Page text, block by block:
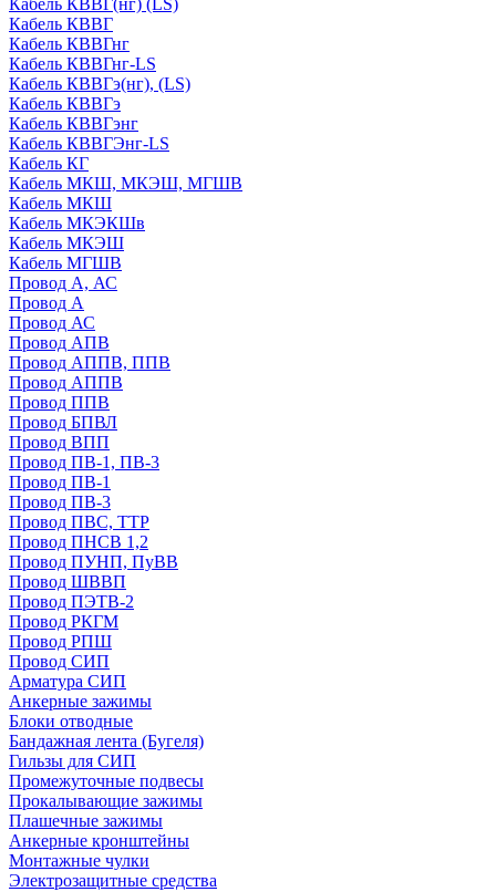
Кабель КВВГ(нг) (LS)
Кабель КВВГ
Кабель КВВГнг
Кабель КВВГнг-LS
Кабель КВВГэ(нг), (LS)
Кабель КВВГэ
Кабель КВВГэнг
Кабель КВВГЭнг-LS
Кабель КГ
Кабель МКШ, МКЭШ, МГШВ
Кабель МКШ
Кабель МКЭКШв
Кабель МКЭШ
Кабель МГШВ
Провод А, АС
Провод А
Провод АС
Провод АПВ
Провод АППВ, ППВ
Провод АППВ
Провод ППВ
Провод БПВЛ
Провод ВПП
Провод ПВ-1, ПВ-3
Провод ПВ-1
Провод ПВ-3
Провод ПВС, ТТР
Провод ПНСВ 1,2
Провод ПУНП, ПуВВ
Провод ШВВП
Провод ПЭТВ-2
Провод РКГМ
Провод РПШ
Провод СИП
Арматура СИП
Анкерные зажимы
Блоки отводные
Бандажная лента (Бугеля)
Гильзы для СИП
Промежуточные подвесы
Прокалывающие зажимы
Плашечные зажимы
Анкерные кронштейны
Монтажные чулки
Электрозащитные средства